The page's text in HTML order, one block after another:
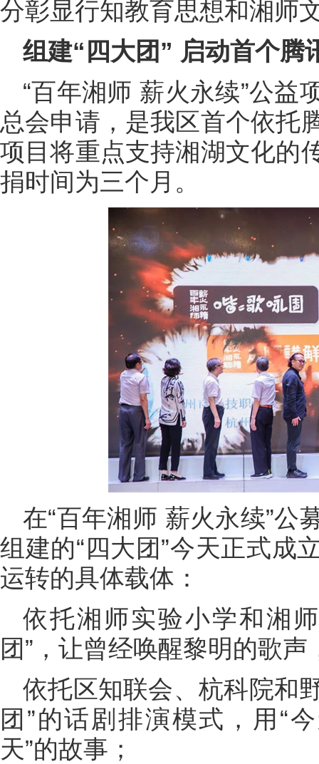
分彰显行知教育思想和湘师
组建“四大团” 启动首个腾
“百年湘师 薪火永续”公益
总会申请，是我区首个依托
项目将重点支持湘湖文化的
捐时间为三个月。
在“百年湘师 薪火永续”公
组建的“四大团”今天正式成
运转的具体载体：
依托湘师实验小学和湘
团”，让曾经唤醒黎明的歌
依托区知联会、杭科院和
团”的话剧排演模式，用“
天”的故事；